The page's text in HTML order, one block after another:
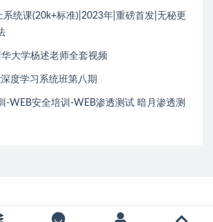
系统课(20k+标准)|2023年|重磅首发|无秘更
大学杨述老师全套视频
度学习系统班第八期
-WEB安全培训-WEB渗透测试 暗月渗透测